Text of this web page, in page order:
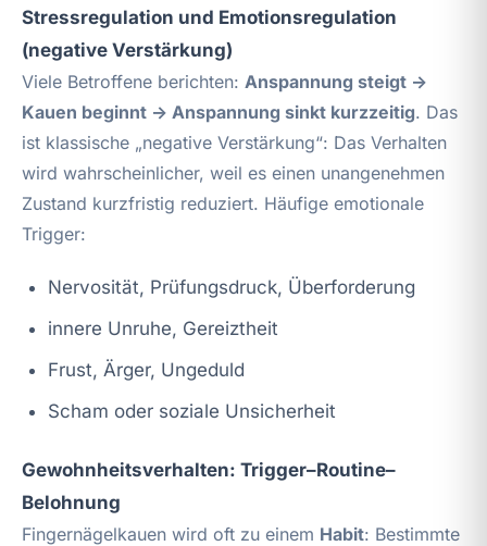
Stressregulation und Emotionsregulation
(negative Verstärkung)
Viele Betroffene berichten: Anspannung steigt →
Kauen beginnt → Anspannung sinkt kurzzeitig. Das
ist klassische „negative Verstärkung“: Das Verhalten
wird wahrscheinlicher, weil es einen unangenehmen
Zustand kurzfristig reduziert. Häufige emotionale
Trigger:
Nervosität, Prüfungsdruck, Überforderung
innere Unruhe, Gereiztheit
Frust, Ärger, Ungeduld
Scham oder soziale Unsicherheit
Gewohnheitsverhalten: Trigger–Routine–
Belohnung
Fingernägelkauen wird oft zu einem Habit: Bestimmte